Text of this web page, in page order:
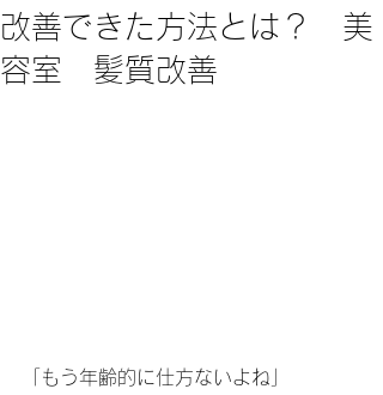
改善できた方法とは？ 美
容室 髪質改善
「もう年齢的に仕方ないよね」